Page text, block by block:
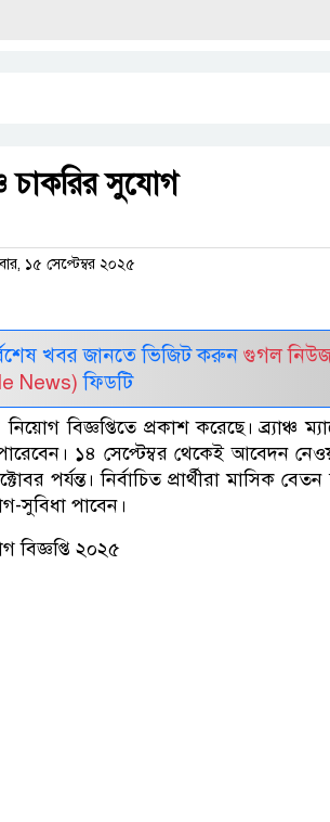
চাকরির সুযোগ
১৫ সেপ্টেম্বর ২০২৫
খবর জানতে ভিজিট করুন গুগল
News) ফিডটি
বিজ্ঞপ্তিতে প্রকাশ করেছে। ব্র্যাঞ্চ
১৪ সেপ্টেম্বর থেকেই আবেদন
পর্যন্ত। নির্বাচিত প্রার্থীরা মাসিক বেতন
সুবিধা পাবেন।
বিজ্ঞপ্তি ২০২৫